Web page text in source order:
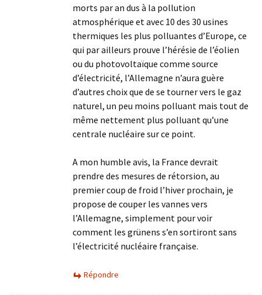
morts par an dus à la pollution
atmosphérique et avec 10 des 30 usines
thermiques les plus polluantes d’Europe, ce
qui par ailleurs prouve l’hérésie de l’éolien
ou du photovoltaïque comme source
d’électricité, l’Allemagne n’aura guère
d’autres choix que de se tourner vers le gaz
naturel, un peu moins polluant mais tout de
même nettement plus polluant qu’une
centrale nucléaire sur ce point.
A mon humble avis, la France devrait
prendre des mesures de rétorsion, au
premier coup de froid l’hiver prochain, je
propose de couper les vannes vers
l’Allemagne, simplement pour voir
comment les grünens s’en sortiront sans
l’électricité nucléaire française.
Répondre